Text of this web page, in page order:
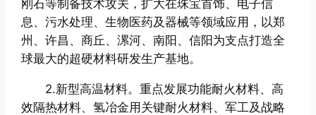
刚石等制备技术攻关，扩大在珠宝首饰、电子信
息、污水处理、生物医药及器械等领域应用，以郑
州、许昌、商丘、漯河、南阳、信阳为支点打造全
球最大的超硬材料研发生产基地。
2.新型高温材料。重点发展功能耐火材料、高
效隔热材料、氢冶金用关键耐火材料、军工及战略